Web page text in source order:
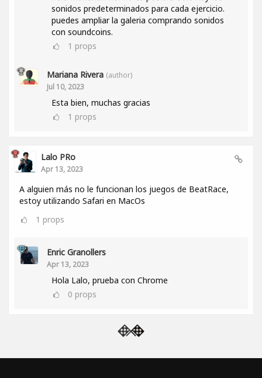
sonidos predeterminados para cada ejercicio.
puedes ampliar la galeria comprando sonidos
con soundcoins.
1 props
Mariana Rivera (author)
Jul 10, 2023
Esta bien, muchas gracias
1 props
Lalo PRo
Apr 13, 2023
A alguien más no le funcionan los juegos de BeatRace,
estoy utilizando Safari en MacOs
1 props
Enric Granollers
Apr 13, 2023
Hola Lalo, prueba con Chrome
0 props